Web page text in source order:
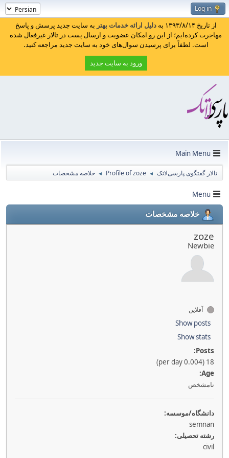
Log in
از تاریخ ۱۳۹۳/۸/۱۴ به دلیل ارائه خدمات بهتر به سایت جدید پرسش و پاسخ
مهاجرت کرده‌ایم؛ از این رو امکان عضویت و ارسال پست در تالار غیرفعال شده
است. لطفاً برای پرسیدن سوال‌های خود به سایت جدید مراجعه کنید.
ورود به سایت جدید
Main Menu
تالار گفتگوی پارسی‌لاتک ◄
Profile of zoze
◄ خلاصه مشخصات
Menu
خلاصه مشخصات
zoze
Newbie
آفلاین
Show posts
Show stats
Posts:
18 (0.004 per day)
Age:
نامشخص
دانشگاه/موسسه:
semnan
رشته تحصیلی:
civil